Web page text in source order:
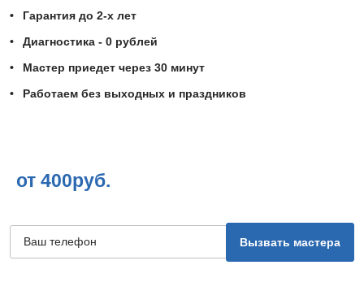
Гарантия до 2-х лет
Диагностика - 0 рублей
Мастер приедет через 30 минут
Работаем без выходных и праздников
от 400руб.